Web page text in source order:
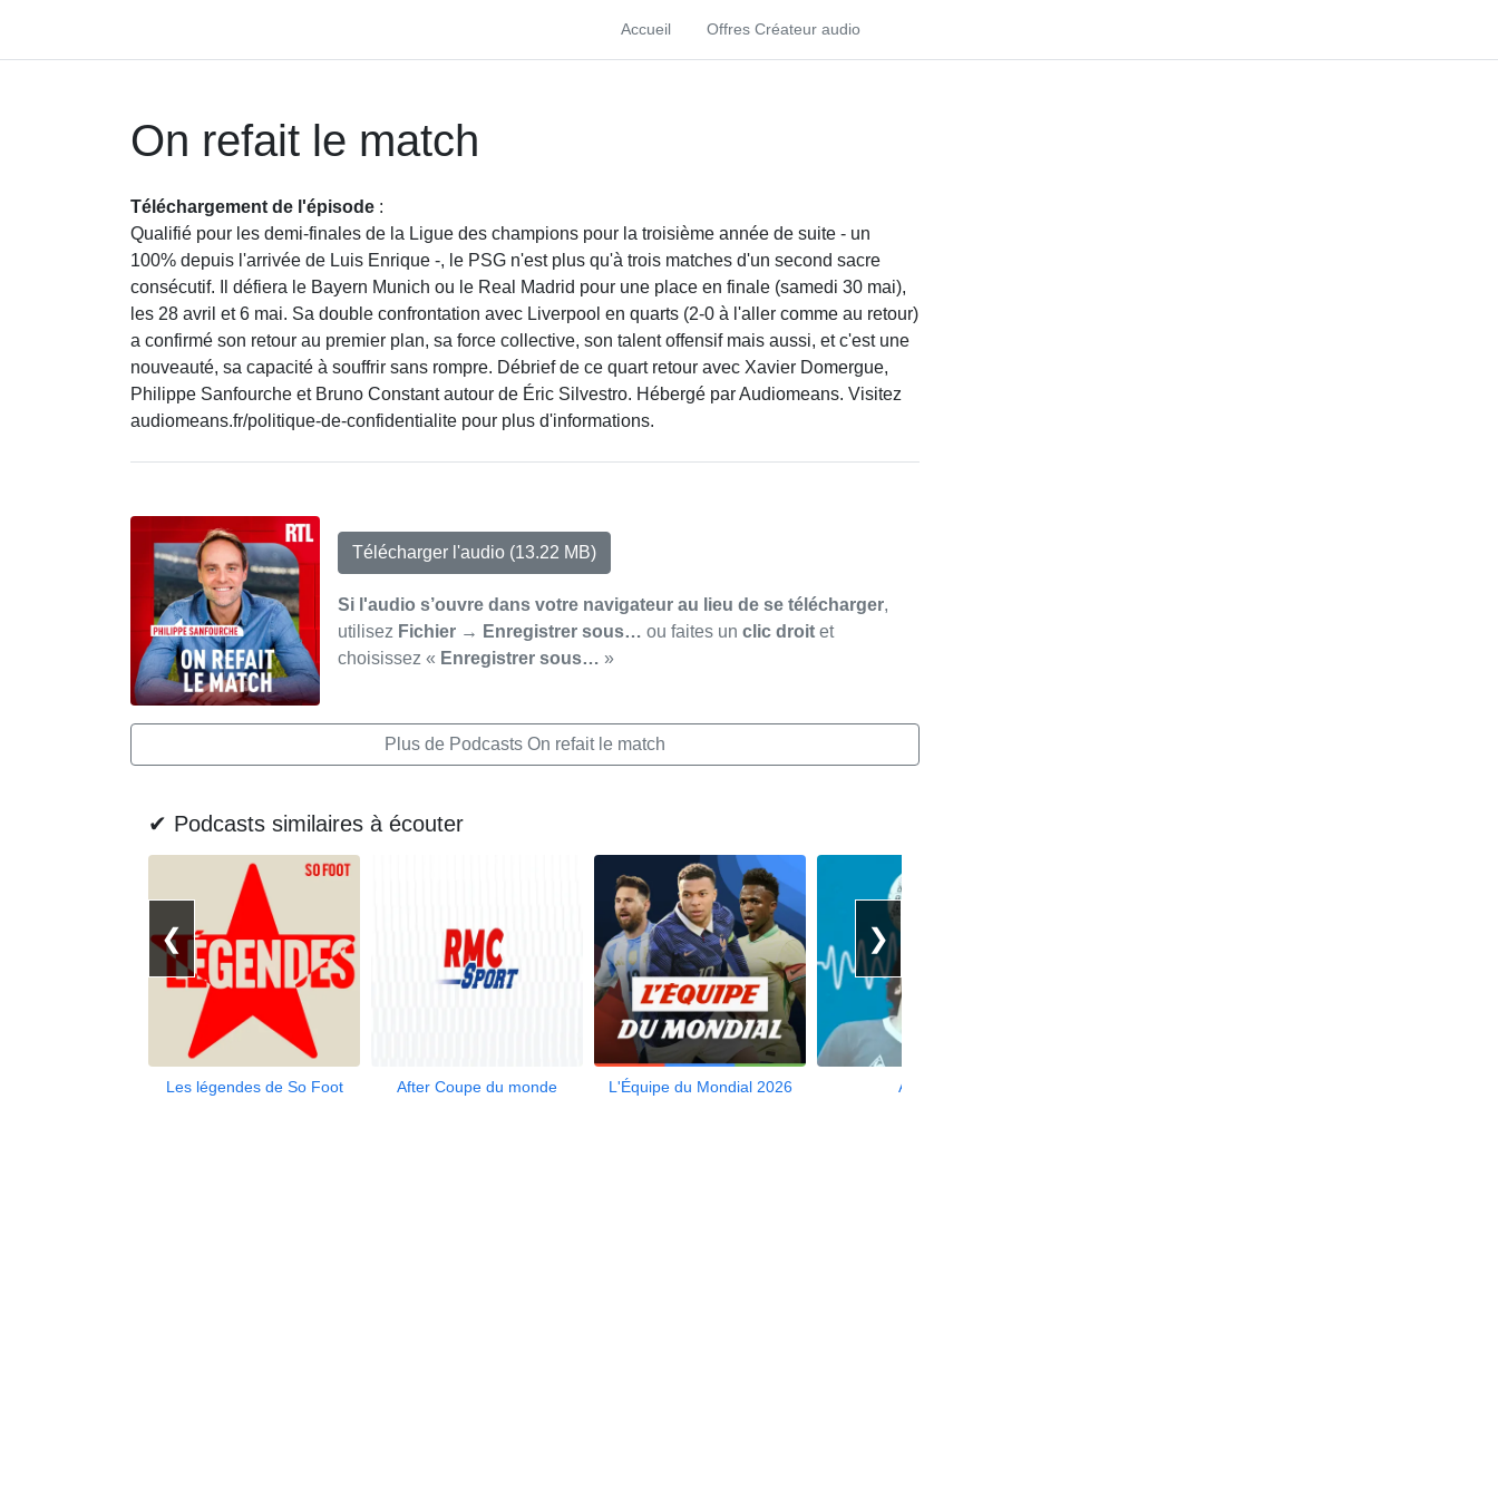
Accueil Offres Créateur audio
On refait le match
Téléchargement de l'épisode :
Qualifié pour les demi-finales de la Ligue des champions pour la troisième année de suite - un
100% depuis l'arrivée de Luis Enrique -, le PSG n'est plus qu'à trois matches d'un second sacre
consécutif. Il défiera le Bayern Munich ou le Real Madrid pour une place en finale (samedi 30 mai),
les 28 avril et 6 mai. Sa double confrontation avec Liverpool en quarts (2-0 à l'aller comme au retour)
a confirmé son retour au premier plan, sa force collective, son talent offensif mais aussi, et c'est une
nouveauté, sa capacité à souffrir sans rompre. Débrief de ce quart retour avec Xavier Domergue,
Philippe Sanfourche et Bruno Constant autour de Éric Silvestro. Hébergé par Audiomeans. Visitez
audiomeans.fr/politique-de-confidentialite pour plus d'informations.
Télécharger l'audio (13.22 MB)
Si l'audio s’ouvre dans votre navigateur au lieu de se télécharger,
utilisez Fichier → Enregistrer sous… ou faites un clic droit et
choisissez « Enregistrer sous… »
Plus de Podcasts On refait le match
✔ Podcasts similaires à écouter
❮
Les légendes de So Foot After Coupe du monde L'Équipe du Mondial 2026 Aliotalk
❯